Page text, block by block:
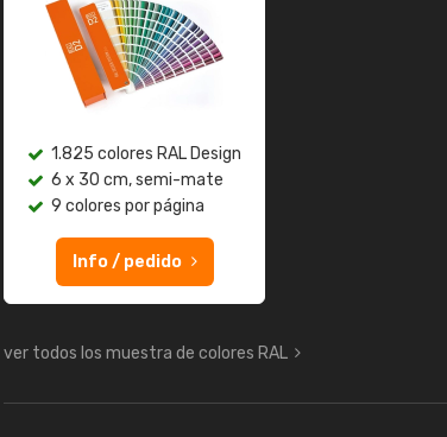
1.825 colores RAL Design
6 x 30 cm, semi-mate
9 colores por página
Info / pedido
ver todos los muestra de colores RAL